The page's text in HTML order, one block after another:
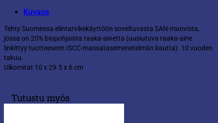
Kuvaus
Tehty Suomessa elintarvikekäyttöön soveltuvasta SAN-muovista,
jossa on 20% biopohjaista raaka-ainetta (uusiutuva raaka-aine
linkittyy tuotteeseen ISCC-massatasemenetelmän kautta). 10 vuoden
takuu.
Ulkomitat 10 x 29.5 x 6 cm
Tutustu myös